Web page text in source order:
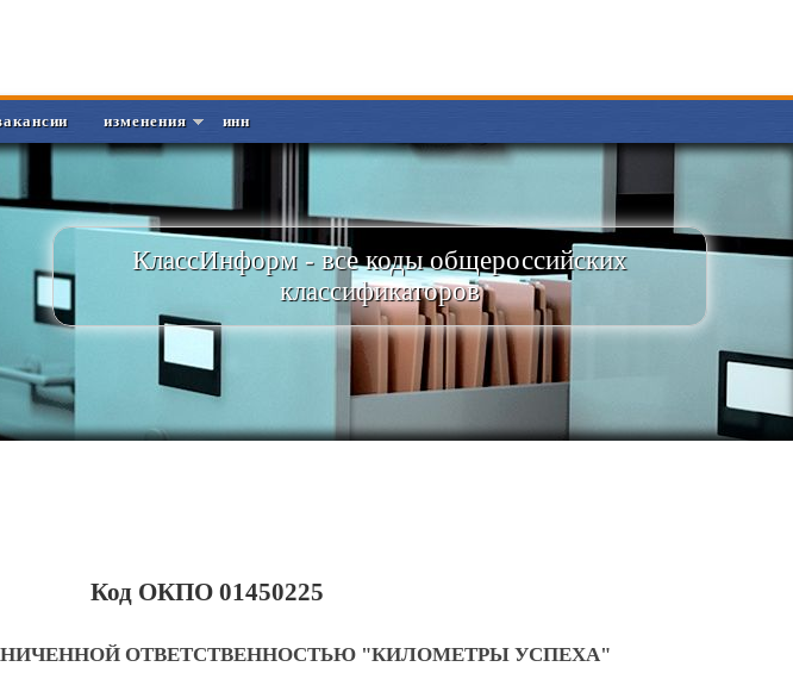
изменения инн
КлассИнформ - все коды общероссийских
классификаторов
Код ОКПО 01450225
ОТВЕТСТВЕННОСТЬЮ "КИЛОМЕТРЫ УСПЕХА"